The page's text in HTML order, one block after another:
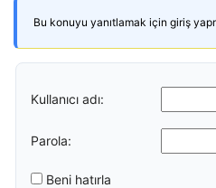
Bu konuyu yanıtlamak için giriş
Kullanıcı adı:
Parola:
Beni hatırla